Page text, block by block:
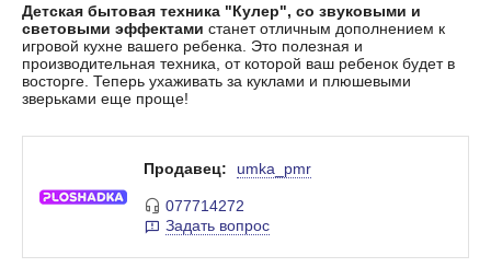
Детская бытовая техника "Кулер", со звуковыми и
световыми эффектами станет отличным дополнением к
игровой кухне вашего ребенка. Это полезная и
производительная техника, от которой ваш ребенок будет в
восторге. Теперь ухаживать за куклами и плюшевыми
зверьками еще проще!
Продавец: umka_pmr
077714272
Задать вопрос